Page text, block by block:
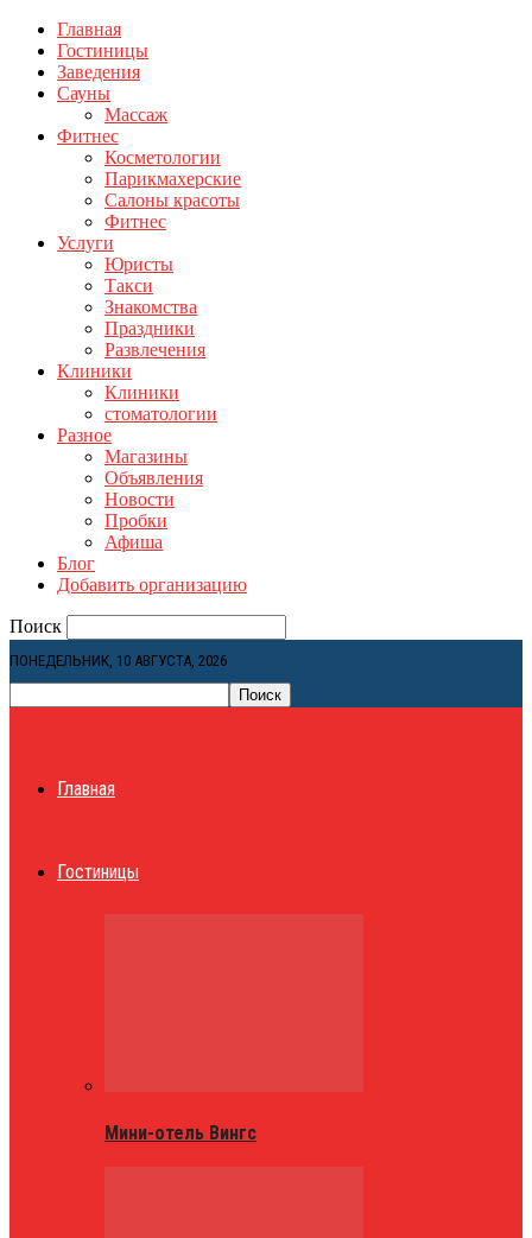
Главная
Гостиницы
Заведения
Сауны
Массаж
Фитнес
Косметологии
Парикмахерские
Салоны красоты
Фитнес
Услуги
Юристы
Такси
Знакомства
Праздники
Развлечения
Клиники
Клиники
стоматологии
Разное
Магазины
Объявления
Новости
Пробки
Афиша
Блог
Добавить организацию
Поиск
ПОНЕДЕЛЬНИК, 10 АВГУСТА, 2026
Главная
Гостиницы
Мини-отель Вингс